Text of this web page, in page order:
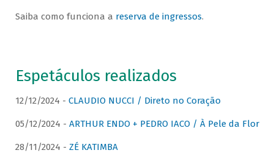
Saiba como funciona a reserva de ingressos.
Espetáculos realizados
12/12/2024 - CLAUDIO NUCCI / Direto no Coração
05/12/2024 - ARTHUR ENDO + PEDRO IACO / À Pele da Flor
28/11/2024 - ZÉ KATIMBA